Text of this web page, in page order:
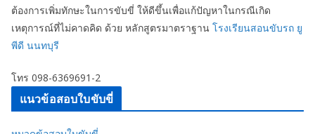
ต้องการเพิ่มทักษะในการขับขี่ ให้ดีขึ้นเพื่อแก้ปัญหาในกรณีเกิด
เหตุการณ์ที่ไม่คาดคิด ด้วย หลักสูตรมาตราฐาน โรงเรียนสอนขับรถ ยู
พีดี นนทบุรี
โทร 098-6369691-2
แนวข้อสอบใบขับขี่